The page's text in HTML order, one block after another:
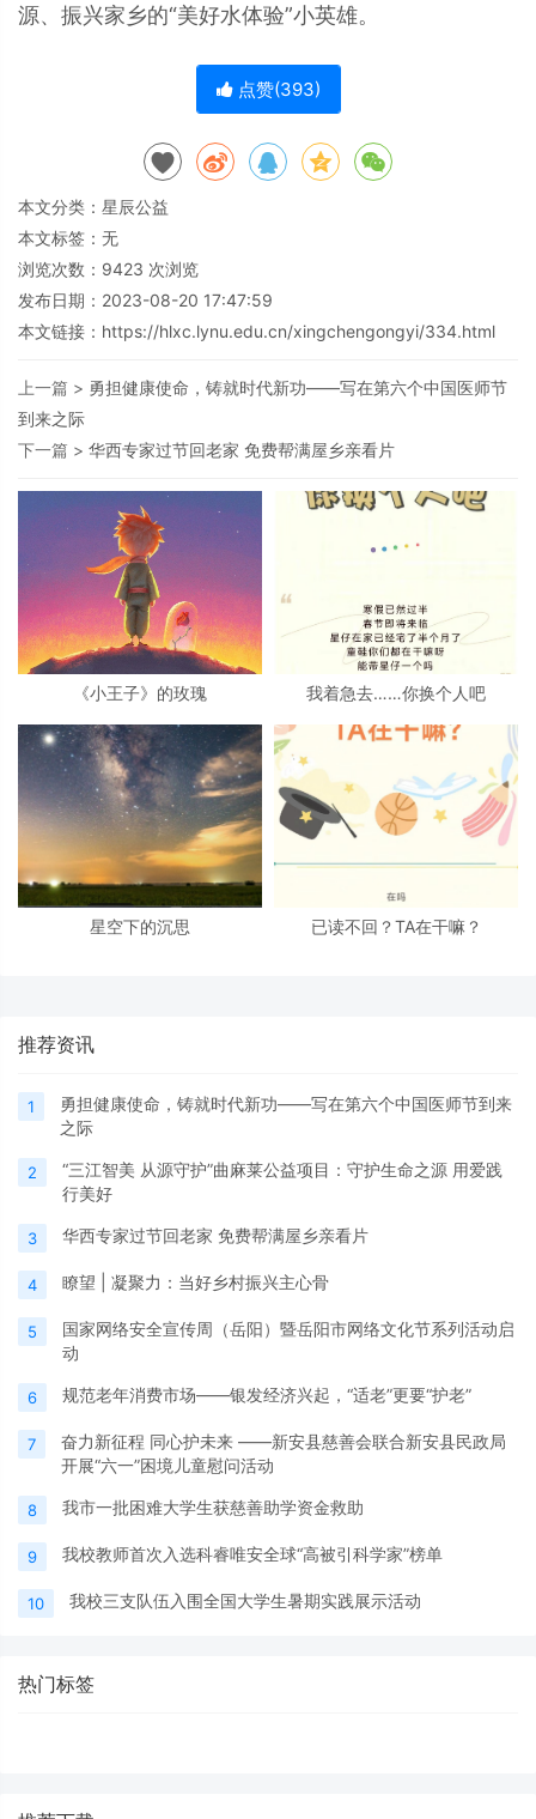
源、振兴家乡的“美好水体验”小英雄。
点赞(393)
本文分类： 星辰公益
本文标签：无
浏览次数： 9423 次浏览
发布日期：2023-08-20 17:47:59
本文链接： https://hlxc.lynu.edu.cn/xingchengongyi/334.html
上一篇 > 勇担健康使命，铸就时代新功——写在第六个中国医师节
到来之际
下一篇 > 华西专家过节回老家 免费帮满屋乡亲看片
《小王子》的玫瑰 我着急去……你换个人吧
星空下的沉思 已读不回？TA在干嘛？
推荐资讯
1
勇担健康使命，铸就时代新功——写在第六个中国医师节到来
之际
2
“三江智美 从源守护”曲麻莱公益项目：守护生命之源 用爱践
行美好
3 华西专家过节回老家 免费帮满屋乡亲看片
4 瞭望 | 凝聚力：当好乡村振兴主心骨
5
国家网络安全宣传周（岳阳）暨岳阳市网络文化节系列活动启
动
6 规范老年消费市场——银发经济兴起，“适老”更要“护老”
7
奋力新征程 同心护未来 ——新安县慈善会联合新安县民政局
开展“六一”困境儿童慰问活动
8 我市一批困难大学生获慈善助学资金救助
9 我校教师首次入选科睿唯安全球“高被引科学家”榜单
10 我校三支队伍入围全国大学生暑期实践展示活动
热门标签